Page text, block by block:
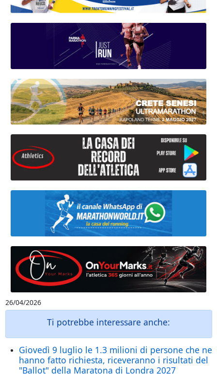
26/04/2026
Ti potrebbe interessare anche:
Giovedì 9 luglio le 1.3 milioni di persone che ne
hanno fatto richiesta, riceveranno i risultati del
"Ballot" della Maratona di Londra 2027